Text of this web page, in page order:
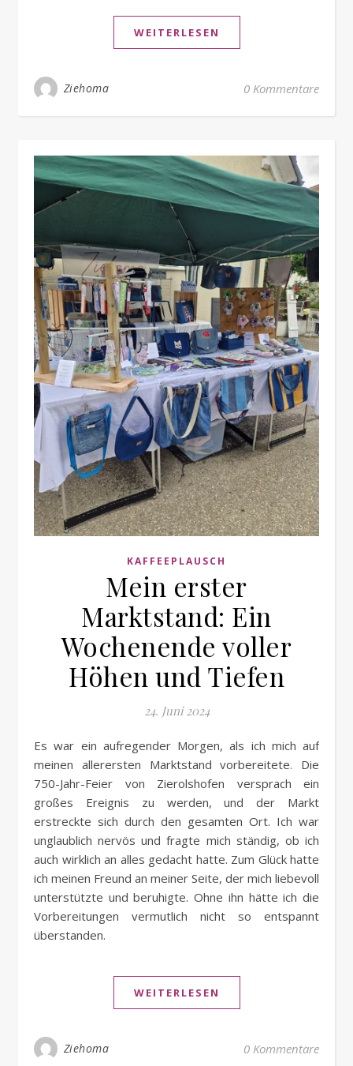
WEITERLESEN
Ziehoma 0 Kommentare
KAFFEEPLAUSCH
Mein erster
Marktstand: Ein
Wochenende voller
Höhen und Tiefen
24. Juni 2024
Es war ein aufregender Morgen, als ich mich auf
meinen allerersten Marktstand vorbereitete. Die
750-Jahr-Feier von Zierolshofen versprach ein
großes Ereignis zu werden, und der Markt
erstreckte sich durch den gesamten Ort. Ich war
unglaublich nervös und fragte mich ständig, ob ich
auch wirklich an alles gedacht hatte. Zum Glück hatte
ich meinen Freund an meiner Seite, der mich liebevoll
unterstützte und beruhigte. Ohne ihn hätte ich die
Vorbereitungen vermutlich nicht so entspannt
überstanden.
WEITERLESEN
Ziehoma 0 Kommentare